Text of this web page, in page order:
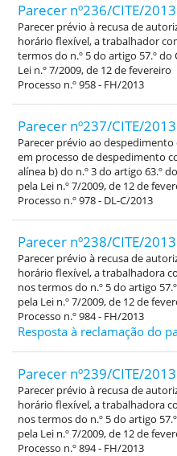
Parecer nº236/CITE/2013
Parecer prévio à recusa de
horário flexível, a trabalhador
termos do n.º 5 do artigo 57.º
Lei n.º 7/2009, de 12 de fevereiro
Processo n.º 958 - FH/2013
Parecer nº237/CITE/2013
Parecer prévio ao
em processo de despedimento
alínea b) do n.º 3 do artigo 63.º
pela Lei n.º 7/2009, de 12 de
Processo n.º 978 - DL-C/2013
Parecer nº238/CITE/2013
Parecer prévio à recusa de
horário flexível, a trabalhadora
nos termos do n.º 5 do artigo
pela Lei n.º 7/2009, de 12 de
Processo n.º 984 - FH/2013
Resposta à reclamação do
Parecer nº239/CITE/2013
Parecer prévio à recusa de
horário flexível, a trabalhadora
nos termos do n.º 5 do artigo
pela Lei n.º 7/2009, de 12 de
Processo n.º 894 - FH/2013